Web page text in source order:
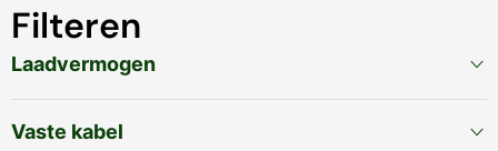
Filteren
Laadvermogen
Vaste kabel